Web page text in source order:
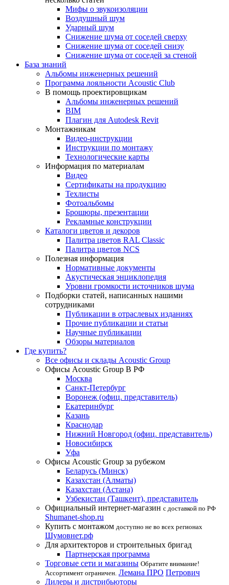
Мифы о звукоизоляции
Воздушный шум
Ударный шум
Снижение шума от соседей сверху
Снижение шума от соседей снизу
Снижение шума от соседей за стеной
База знаний
Альбомы инженерных решений
Программа лояльности Acoustic Club
В помощь проектировщикам
Альбомы инженерных решений
BIM
Плагин для Autodesk Revit
Монтажникам
Видео-инструкции
Инструкции по монтажу
Технологические карты
Информация по материалам
Видео
Сертификаты на продукцию
Техлисты
Фотоальбомы
Брошюры, презентации
Рекламные конструкции
Каталоги цветов и декоров
Палитра цветов RAL Сlassic
Палитра цветов NCS
Полезная информация
Нормативные документы
Акустическая энциклопедия
Уровни громкости источников шума
Подборки статей, написанных нашими
сотрудниками
Публикации в отраслевых изданиях
Прочие публикации и статьи
Научные публикации
Обзоры материалов
Где купить?
Все офисы и склады Acoustic Group
Офисы Acoustic Group В РФ
Москва
Санкт-Петербург
Воронеж (офиц. представитель)
Екатеринбург
Казань
Краснодар
Нижний Новгород (офиц. представитель)
Новосибирск
Уфа
Офисы Acoustic Group за рубежом
Беларусь (Минск)
Казахстан (Алматы)
Казахстан (Астана)
Узбекистан (Ташкент), представитель
Официальный интернет-магазин с доставкой по РФ
Shumanet-shop.ru
Купить с монтажом доступно не во всех регионах
Шумовнет.рф
Для архитекторов и строительных бригад
Партнерская программа
Торговые сети и магазины Обратите внимание!
Ассортимент ограничен. Лемана ПРО Петрович
Дилеры и дистрибьюторы